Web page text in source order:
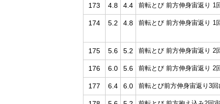
173 4.8 4.4 前転とび 前方伸身宙返り 1
174 5.2 4.8 前転とび 前方伸身宙返り 1
175 5.6 5.2 前転とび 前方伸身宙返り 2
176 6.0 5.6 前転とび 前方伸身宙返り 2
177 6.4 6.0 前転とび前方伸身宙返り3